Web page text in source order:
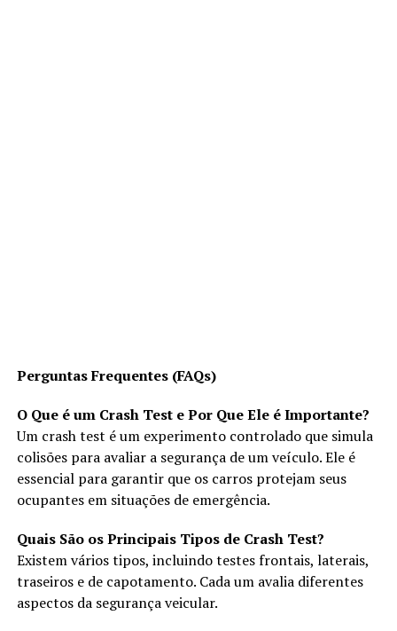
Perguntas Frequentes (FAQs)
O Que é um Crash Test e Por Que Ele é Importante?
Um crash test é um experimento controlado que simula
colisões para avaliar a segurança de um veículo. Ele é
essencial para garantir que os carros protejam seus
ocupantes em situações de emergência.
Quais São os Principais Tipos de Crash Test?
Existem vários tipos, incluindo testes frontais, laterais,
traseiros e de capotamento. Cada um avalia diferentes
aspectos da segurança veicular.